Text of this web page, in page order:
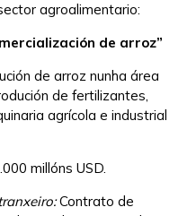
agroalimentario:
de arroz”
de arroz nunha área
de fertilizantes,
agrícola e industrial
millóns USD.
Contrato de